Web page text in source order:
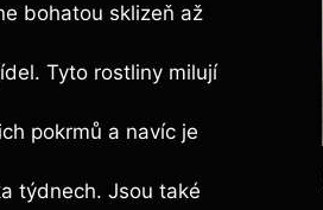
bohatou sklizeň až
Tyto rostliny milují
pokrmů a navíc je
týdnech. Jsou také